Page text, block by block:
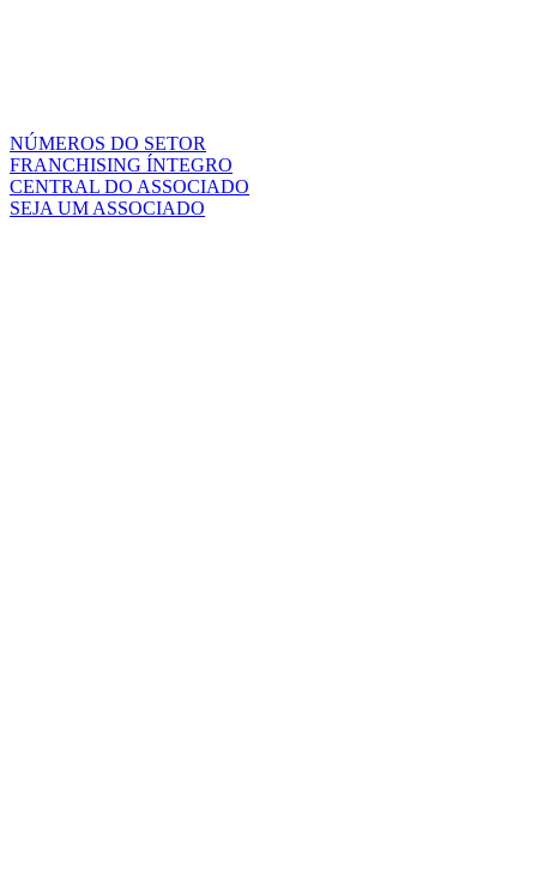
NÚMEROS DO SETOR
FRANCHISING ÍNTEGRO
CENTRAL DO ASSOCIADO
SEJA UM ASSOCIADO